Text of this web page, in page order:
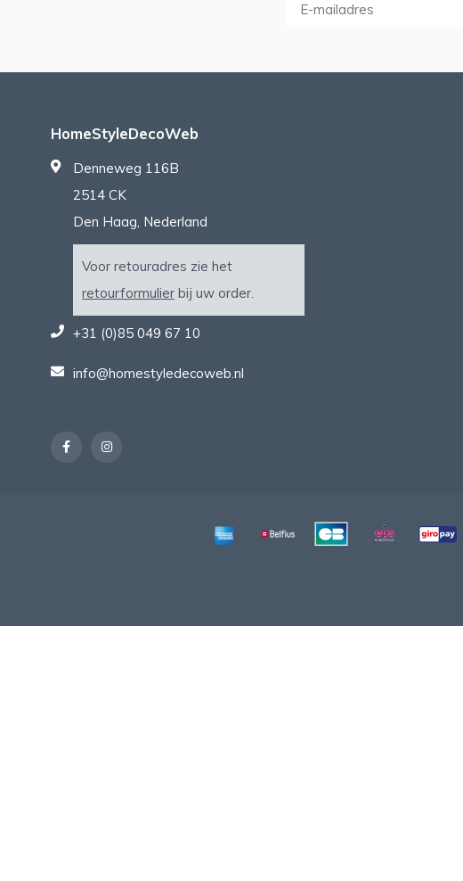
HomeStyleDecoWeb
Denneweg 116B
2514 CK
Den Haag, Nederland
Voor retouradres zie het
retourformulier bij uw order.
+31 (0)85 049 67 10
info@homestyledecoweb.nl